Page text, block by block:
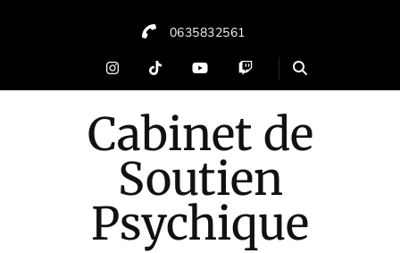
0635832561
Cabinet de
Soutien
Psychique